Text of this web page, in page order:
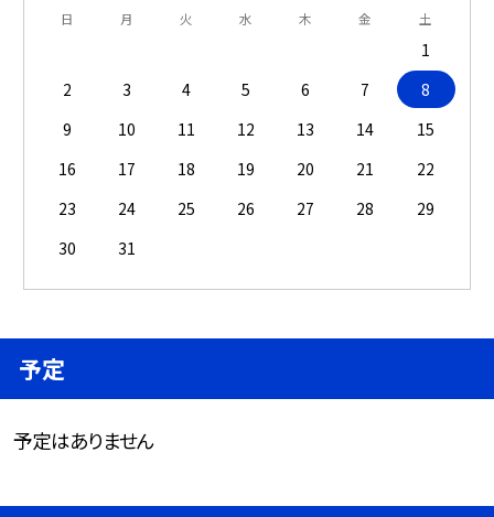
日 月 火 水 木 金 土
1
2
3 4 5 6 7
8
9
10 11 12 13 14
15
16
17 18 19 20 21
22
23
24 25 26 27 28
29
30
31
予定
予定はありません